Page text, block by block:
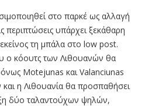
στο παρκέ ως αλλαγή
περιπτώσεις υπάρχει ξεκάθαρη
τη μπάλα στο low post.
ο κόουτς των Λιθουανών θα
Motejunas και Valanciunas
η Λιθουανία θα προσπαθήσει
δύο ταλαντούχων ψηλών,